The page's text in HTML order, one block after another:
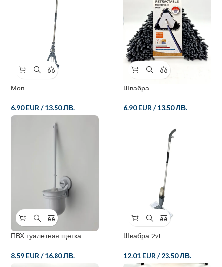
Моп
6.90 EUR /13.50 ЛВ.
Швабра
6.90 EUR /13.50 ЛВ.
ПВХ туалетная щетка
8.59 EUR /16.80 ЛВ.
Швабра 2v1
12.01 EUR /23.50 ЛВ.